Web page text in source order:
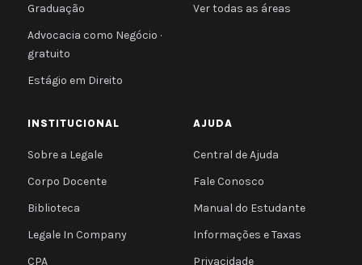
Graduação
Advocacia como Negócio ·
gratuito
Estágio em Direito
Ver todas as áreas
INSTITUCIONAL
Sobre a Legale
Corpo Docente
Biblioteca
Legale In Company
CPA
AJUDA
Central de Ajuda
Fale Conosco
Manual do Estudante
Informações e Taxas
Privacidade